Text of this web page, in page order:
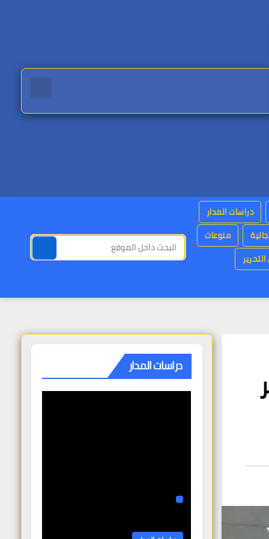
دراسات المدار
منوعات
دراسات المدار